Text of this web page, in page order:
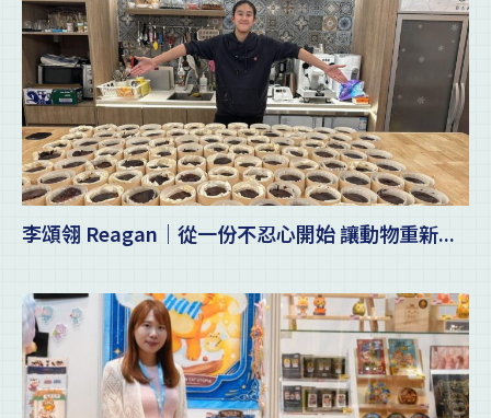
李頌翎 Reagan｜從一份不忍心開始 讓動物重新...